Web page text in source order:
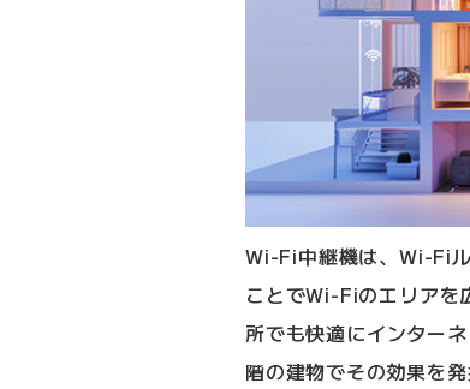
Wi-Fi中継機は、Wi-Fi
ことでWi-Fiのエリアを
所でも快適にインター
階の建物でその効果を発